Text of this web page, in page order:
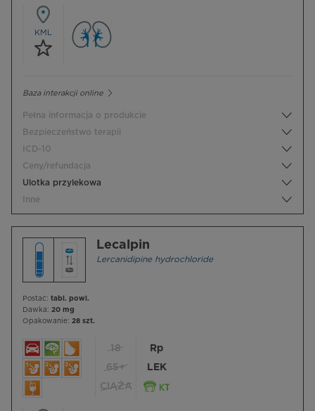
KML
Baza interakcji online
Pełna informacja o produkcie
Bezpieczeństwo terapii
ICD-10
Ceny/refundacja
Ulotka przylekowa
Inne
Lecalpin
Lercanidipine hydrochloride
Postać: tabl. powl.
Dawka: 20 mg
Opakowanie: 28 szt.
18
65+
CIĄŻA
Rp
LEK